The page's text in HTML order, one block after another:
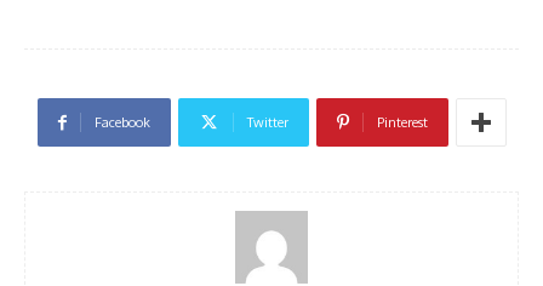
Facebook Twitter Pinterest